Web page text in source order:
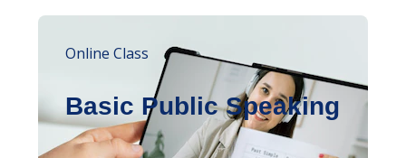
Online Class
Basic Public Speaking